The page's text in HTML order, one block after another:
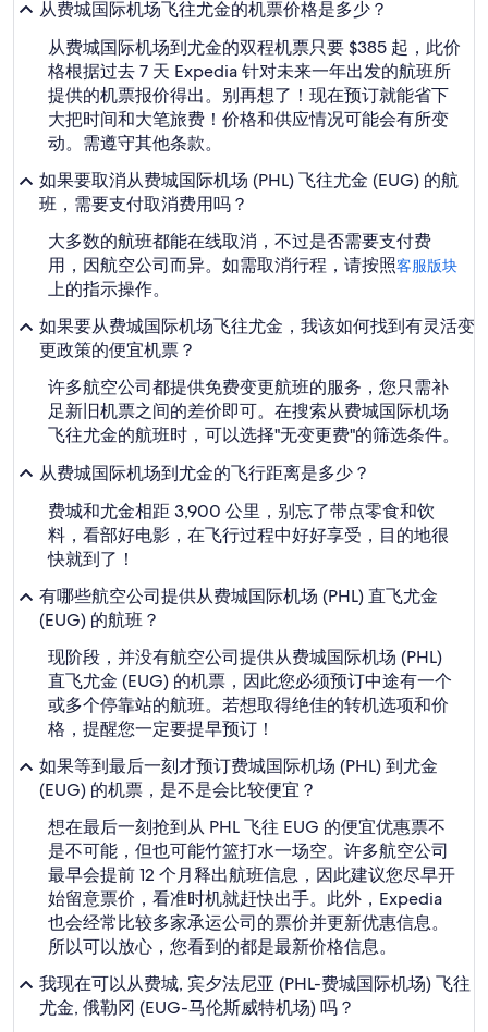
月
份
从费城国际机场飞往尤金的机票价格是多少？
从费城国际机场到尤金的双程机票只要 $385 起，此价
格根据过去 7 天 Expedia 针对未来一年出发的航班所
提供的机票报价得出。别再想了！现在预订就能省下
大把时间和大笔旅费！价格和供应情况可能会有所变
动。需遵守其他条款。
如果要取消从费城国际机场 (PHL) 飞往尤金 (EUG) 的航
班，需要支付取消费用吗？
大多数的航班都能在线取消，不过是否需要支付费
用，因航空公司而异。如需取消行程，请按照客服版块
上的指示操作。
如果要从费城国际机场飞往尤金，我该如何找到有灵活变
更政策的便宜机票？
许多航空公司都提供免费变更航班的服务，您只需补
足新旧机票之间的差价即可。在搜索从费城国际机场
飞往尤金的航班时，可以选择"无变更费"的筛选条件。
从费城国际机场到尤金的飞行距离是多少？
费城和尤金相距 3,900 公里，别忘了带点零食和饮
料，看部好电影，在飞行过程中好好享受，目的地很
快就到了！
有哪些航空公司提供从费城国际机场 (PHL) 直飞尤金
(EUG) 的航班？
现阶段，并没有航空公司提供从费城国际机场 (PHL)
直飞尤金 (EUG) 的机票，因此您必须预订中途有一个
或多个停靠站的航班。若想取得绝佳的转机选项和价
格，提醒您一定要提早预订！
如果等到最后一刻才预订费城国际机场 (PHL) 到尤金
(EUG) 的机票，是不是会比较便宜？
想在最后一刻抢到从 PHL 飞往 EUG 的便宜优惠票不
是不可能，但也可能竹篮打水一场空。许多航空公司
最早会提前 12 个月释出航班信息，因此建议您尽早开
始留意票价，看准时机就赶快出手。此外，Expedia
也会经常比较多家承运公司的票价并更新优惠信息。
所以可以放心，您看到的都是最新价格信息。
我现在可以从费城, 宾夕法尼亚 (PHL-费城国际机场) 飞往
尤金, 俄勒冈 (EUG-马伦斯威特机场) 吗？